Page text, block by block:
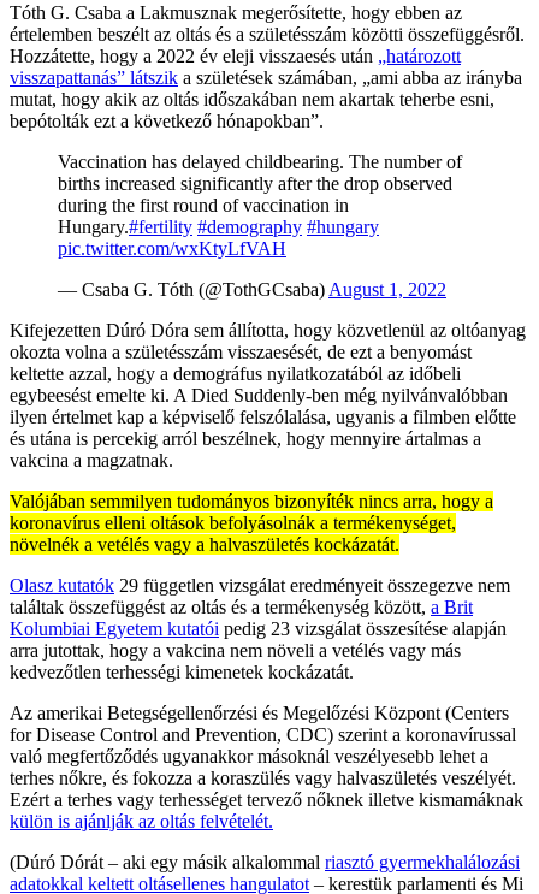
Tóth G. Csaba a Lakmusznak megerősítette, hogy ebben az
értelemben beszélt az oltás és a születésszám közötti összefüggésről.
Hozzátette, hogy a 2022 év eleji visszaesés után „határozott
visszapattanás” látszik a születések számában, „ami abba az irányba
mutat, hogy akik az oltás időszakában nem akartak teherbe esni,
bepótolták ezt a következő hónapokban”.
Vaccination has delayed childbearing. The number of
births increased significantly after the drop observed
during the first round of vaccination in
Hungary.#fertility #demography #hungary
pic.twitter.com/wxKtyLfVAH
— Csaba G. Tóth (@TothGCsaba) August 1, 2022
Kifejezetten Dúró Dóra sem állította, hogy közvetlenül az oltóanyag
okozta volna a születésszám visszaesését, de ezt a benyomást
keltette azzal, hogy a demográfus nyilatkozatából az időbeli
egybeesést emelte ki. A Died Suddenly-ben még nyilvánvalóbban
ilyen értelmet kap a képviselő felszólalása, ugyanis a filmben előtte
és utána is percekig arról beszélnek, hogy mennyire ártalmas a
vakcina a magzatnak.
Valójában semmilyen tudományos bizonyíték nincs arra, hogy a
koronavírus elleni oltások befolyásolnák a termékenységet,
növelnék a vetélés vagy a halvaszületés kockázatát.
Olasz kutatók 29 független vizsgálat eredményeit összegezve nem
találtak összefüggést az oltás és a termékenység között, a Brit
Kolumbiai Egyetem kutatói pedig 23 vizsgálat összesítése alapján
arra jutottak, hogy a vakcina nem növeli a vetélés vagy más
kedvezőtlen terhességi kimenetek kockázatát.
Az amerikai Betegségellenőrzési és Megelőzési Központ (Centers
for Disease Control and Prevention, CDC) szerint a koronavírussal
való megfertőződés ugyanakkor másoknál veszélyesebb lehet a
terhes nőkre, és fokozza a koraszülés vagy halvaszületés veszélyét.
Ezért a terhes vagy terhességet tervező nőknek illetve kismamáknak
külön is ajánlják az oltás felvételét.
(Dúró Dórát – aki egy másik alkalommal riasztó gyermekhalálozási
adatokkal keltett oltásellenes hangulatot – kerestük parlamenti és Mi